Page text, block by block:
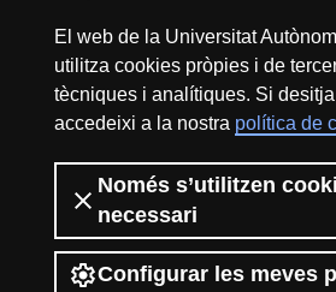
El web de la Universitat
utilitza cookies pròpies i de
tècniques i analítiques. Si
accedeixi a la nostra política de
Només s’utilitzen
necessari
Configurar les meves
2026 Divulga UAB -
Reconeixement - No
ISSN: 2014-6388
View low-bandwidth version